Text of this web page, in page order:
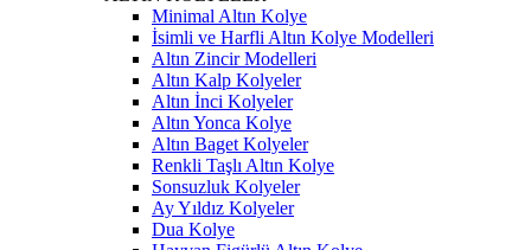
Minimal Altın Kolye
İsimli ve Harfli Altın Kolye Modelleri
Altın Zincir Modelleri
Altın Kalp Kolyeler
Altın İnci Kolyeler
Altın Yonca Kolye
Altın Baget Kolyeler
Renkli Taşlı Altın Kolye
Sonsuzluk Kolyeler
Ay Yıldız Kolyeler
Dua Kolye